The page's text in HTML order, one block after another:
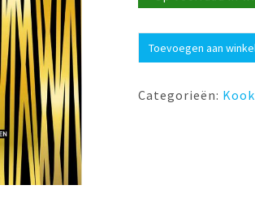
aantal
Toevoegen aan
Categorieën: